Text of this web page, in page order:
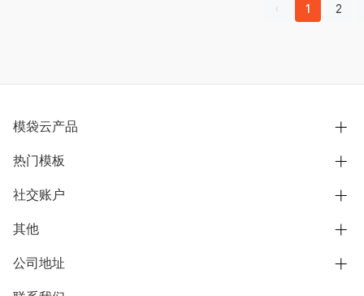
1 2
模袋云产品
别墅设计营销
模型协同展示分享
别墅社区
热门模板
欧式别墅
中式别墅
社交账户
B站
抖音
微信公众号
其他
用户服务协议
隐私政策
公司地址